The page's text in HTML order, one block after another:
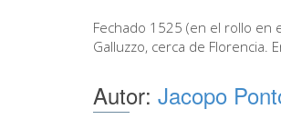
Fechado 1525 (en el rollo en
Galluzzo, cerca de Florencia.
Autor: Jacopo